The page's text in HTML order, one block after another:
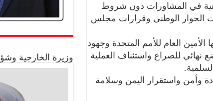
نية في المشاورات دون شروط
الحوار الوطني وقرارات مجلس
العام للأمم المتحدة وجهود
للصراع واستئناف العملية
وأمن واستقرار اليمن وسلامة
وزيرة الخارجية